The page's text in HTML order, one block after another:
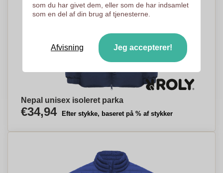
Nepal unisex isoleret parka
€34,94 Efter stykke, baseret på % af stykker
som du har givet dem, eller som de har indsamlet
som en del af din brug af tjenesterne.
Afvisning Jeg accepterer!